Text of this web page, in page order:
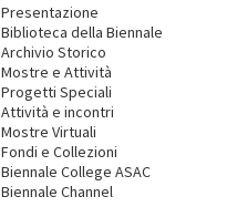
Presentazione
Biblioteca della Biennale
Archivio Storico
Mostre e Attività
Progetti Speciali
Attività e incontri
Mostre Virtuali
Fondi e Collezioni
Biennale College ASAC
Biennale Channel